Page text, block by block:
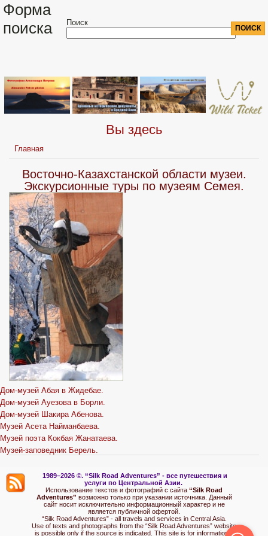
Форма
поиска
Поиск
Вы здесь
Главная
Восточно-Казахстанской области музеи.
Экскурсионные туры по музеям Семея.
Дом-музей Абая в Жидебае.
Дом-музей Ауезова в Борли.
Дом-музей Шакира Абенова.
Музей Асета Найманбаева.
Музей поэта Кокбая Жанатаева.
Музей-заповедник Берель.
1989–2026 ©. “Silk Road Adventures” - все путешествия и
услуги по Центральной Азии.
Использование текстов и фотографий с сайта “Silk Road
Adventures” возможно только при указании источника. Данный
сайт носит исключительно информационный характер и не
является публичной офертой.
“Silk Road Adventures” - all travels and services in Central Asia.
Use of texts and photographs from the “Silk Road Adventures” website
is possible only if the source is indicated. This site is for informational